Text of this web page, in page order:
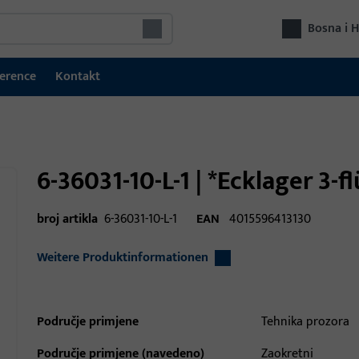
Bosna i
Kontakt
6-36031-10-L-1 | *Ecklager
broj artikla 6-36031-10-L-1 EAN 4015596413130
Weitere Produktinformationen
Područje primjene
Tehnika prozora
Područje primjene (navedeno)
Zaokretni